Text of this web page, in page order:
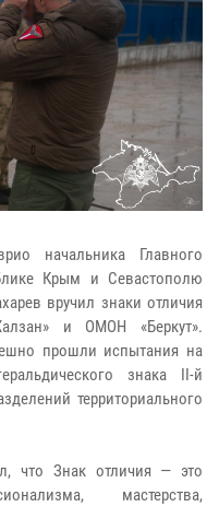
начальника Главного
Крым и Севастополю
вручил знаки отличия
и ОМОН «Беркут».
прошли испытания на
знака II-й
территориального
что Знак отличия — это
мастерства,